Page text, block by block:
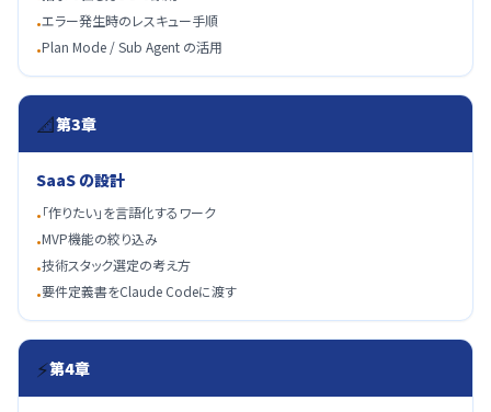
•エラー発生時のレスキュー手順
•Plan Mode / Sub Agent の活用
📐第3章
SaaS の設計
•「作りたい」を言語化するワーク
•MVP機能の絞り込み
•技術スタック選定の考え方
•要件定義書をClaude Codeに渡す
⚡第4章